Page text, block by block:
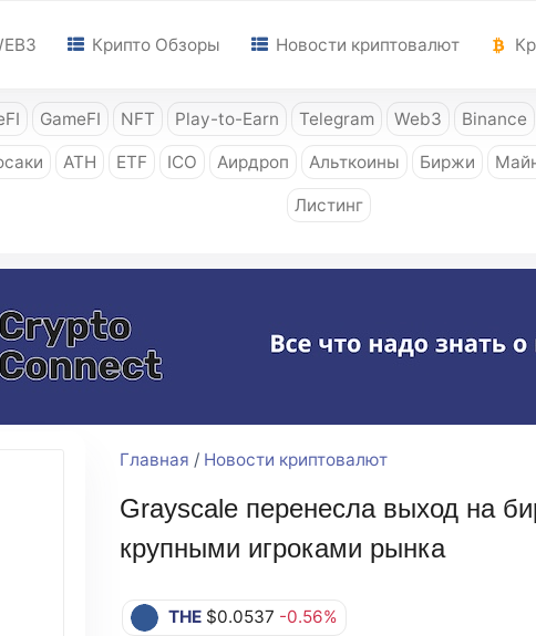
Крипто Обзоры Новости криптовалют
GameFI NFT Play-to-Earn Telegram Web3 Binance
ATH ETF ICO Аирдроп Альткоины Биржи
Листинг
Главная / Новости криптовалют
Grayscale перенесла выход на
крупными игроками рынка
THE $0.0537 -0.56%